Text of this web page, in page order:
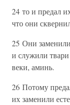
24 то и предал
что они
25 Они
и служили
веки, аминь.
26 Потому
их заменили